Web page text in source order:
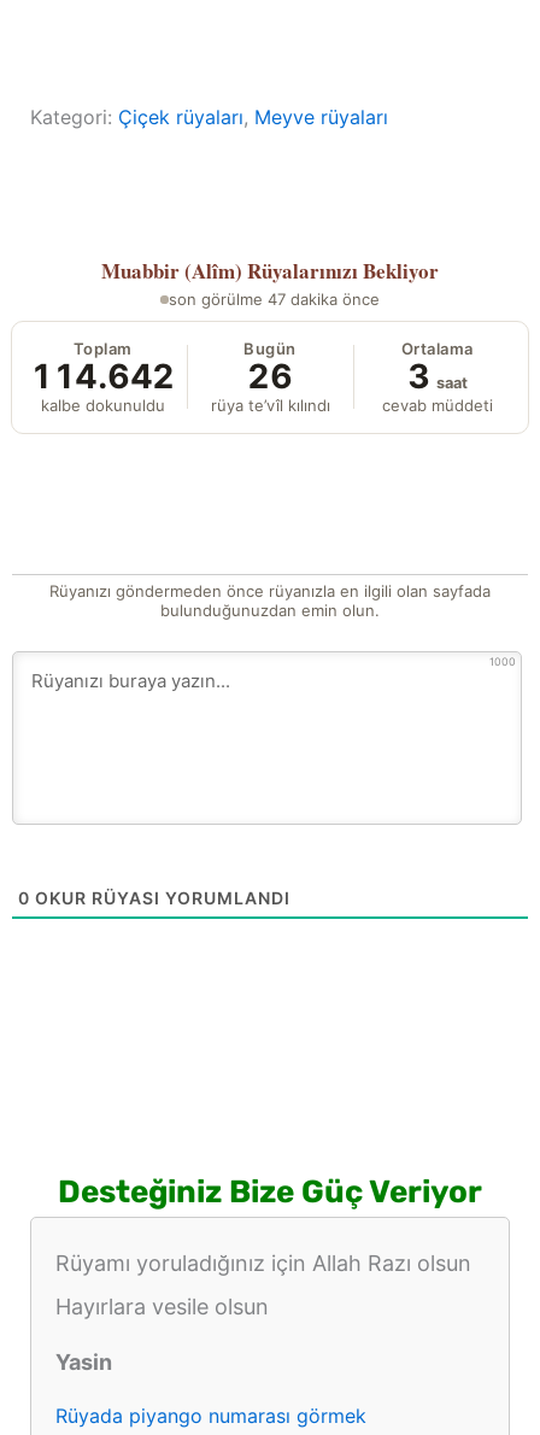
Kategori: Çiçek rüyaları, Meyve rüyaları
Muabbir (Alîm) Rüyalarınızı Bekliyor
son görülme 47 dakika önce
Toplam
114.642
kalbe dokunuldu
Bugün
26
rüya te’vîl kılındı
Ortalama
3 saat
cevab müddeti
Rüyanızı göndermeden önce rüyanızla en ilgili olan sayfada
bulunduğunuzdan emin olun.
1000
0 OKUR RÜYASI YORUMLANDI
Desteğiniz Bize Güç Veriyor
Rüyamı yoruladığınız için Allah Razı olsun
Hayırlara vesile olsun
Yasin
Rüyada piyango numarası görmek